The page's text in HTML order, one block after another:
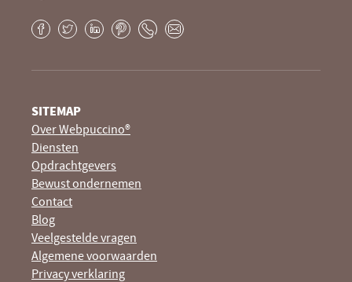
SITEMAP
Over Webpuccino®
Diensten
Opdrachtgevers
Bewust ondernemen
Contact
Blog
Veelgestelde vragen
Algemene voorwaarden
Privacy verklaring